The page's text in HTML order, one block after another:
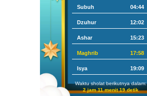
Subuh 04:44
Dzuhur 12:02
Ashar 15:23
Maghrib 17:58
Isya 19:09
Waktu sholat berikutnya dalam:
2 jam 11 menit 18 detik